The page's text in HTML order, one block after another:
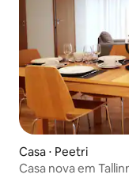
Casa ⋅ Peetri
Casa nova em